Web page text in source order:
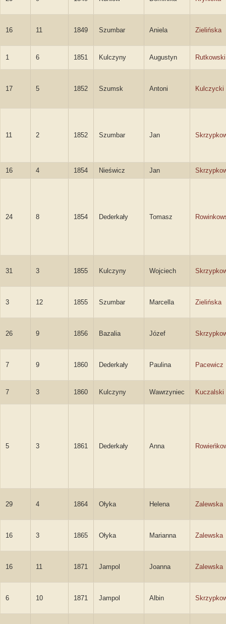
16 11 1849 Szumbar Aniela Zielińska
1 6 1851 Kulczyny Augustyn Rutkowski
17 5 1852 Szumsk Antoni Kulczycki
11 2 1852 Szumbar Jan
16 4 1854 Nieświcz Jan
24 8 1854 Dederkały Tomasz
31 3 1855 Kulczyny Wojciech
3 12 1855 Szumbar Marcella Zielińska
26 9 1856 Bazalia Józef
7 9 1860 Dederkały Paulina Pacewicz
7 3 1860 Kulczyny Wawrzyniec Kuczalski
5 3 1861 Dederkały Anna
29 4 1864 Ołyka Helena Zalewska
16 3 1865 Ołyka Marianna Zalewska
16 11 1871 Jampol Joanna Zalewska
6 10 1871 Jampol Albin